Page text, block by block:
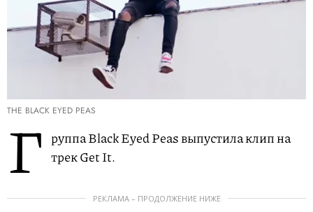
THE BLACK EYED PEAS
Г руппа Black Eyed Peas выпустила клип на
трек Get It.
РЕКЛАМА – ПРОДОЛЖЕНИЕ НИЖЕ